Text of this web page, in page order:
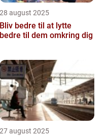
28 august 2025
Bliv bedre til at lytte
bedre til dem omkring dig
27 august 2025